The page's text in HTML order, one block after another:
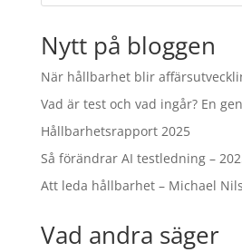
Nytt på bloggen
När hållbarhet blir
Vad är test och vad ingår? En
Hållbarhetsrapport 2025
Så förändrar AI testledning –
Att leda hållbarhet – Michael
Vad andra säger